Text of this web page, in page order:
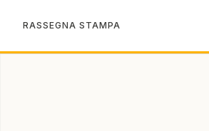
RASSEGNA STAMPA